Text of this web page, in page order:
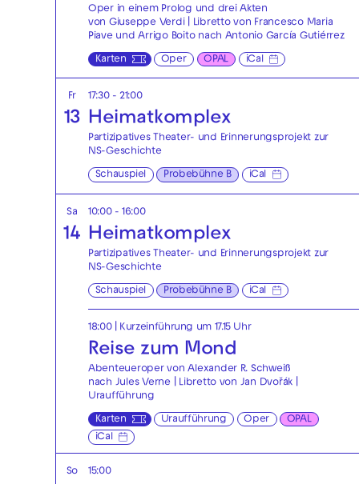
Oper in einem Prolog und drei Akten
von Giuseppe Verdi | Libretto von Francesco Maria
Piave und Arrigo Boito nach Antonio García Gutiérrez
Karten Oper OPAL iCal
Fr
13
17:30 - 21:00
Heimatkomplex
Partizipatives Theater- und Erinnerungsprojekt zur
NS-Geschichte
Schauspiel Probebühne B iCal
Sa
14
10:00 - 16:00
Heimatkomplex
Partizipatives Theater- und Erinnerungsprojekt zur
NS-Geschichte
Schauspiel Probebühne B iCal
18:00 | Kurzeinführung um 17.15 Uhr
Reise zum Mond
Abenteueroper von Alexander R. Schweiß
nach Jules Verne | Libretto von Jan Dvořák |
Uraufführung
Karten Uraufführung Oper
OPAL
iCal
So 15:00